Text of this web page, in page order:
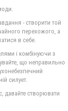
- створити той
перехожого, а
в себе.
і комбінуючи з
що неправильно
силует.
давайте створювати